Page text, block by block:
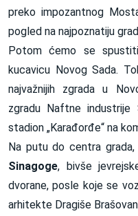
preko impozantnog
pogled na najpoznatiju
Potom ćemo se
kucavicu Novog Sada.
najvažnijih zgrada u
zgradu Naftne industrije
stadion „Karađorđe“ na
Na putu do centra
Sinagoge, bivše
dvorane, posle koje se
arhitekte Dragiše